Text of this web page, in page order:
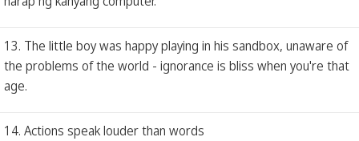
13. The little boy was happy playing in his sandbox, unaware of
the problems of the world - ignorance is bliss when you're that
age.
14. Actions speak louder than words